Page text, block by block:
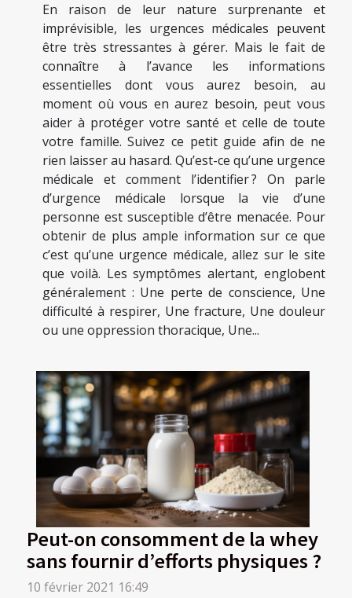
En raison de leur nature surprenante et
imprévisible, les urgences médicales peuvent
être très stressantes à gérer. Mais le fait de
connaître à l’avance les informations
essentielles dont vous aurez besoin, au
moment où vous en aurez besoin, peut vous
aider à protéger votre santé et celle de toute
votre famille. Suivez ce petit guide afin de ne
rien laisser au hasard. Qu’est-ce qu’une urgence
médicale et comment l’identifier ? On parle
d’urgence médicale lorsque la vie d’une
personne est susceptible d’être menacée. Pour
obtenir de plus ample information sur ce que
c’est qu’une urgence médicale, allez sur le site
que voilà. Les symptômes alertant, englobent
généralement : Une perte de conscience, Une
difficulté à respirer, Une fracture, Une douleur
ou une oppression thoracique, Une...
Peut-on consomment de la whey
sans fournir d’efforts physiques ?
10 février 2021 16:49